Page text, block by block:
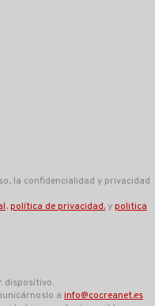
la confidencialidad y privacidad
,‎política de privacidad.ypolitica
dispositivo.
a info@cocreanet.es